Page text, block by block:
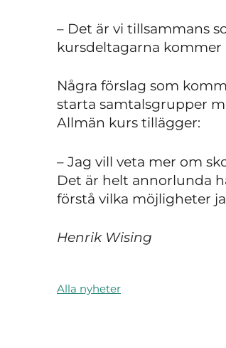
– Det är vi tillsammans
kursdeltagarna kommer
Några förslag som
starta samtalsgrupper
Allmän kurs tillägger:
– Jag vill veta mer om
Det är helt annorlunda
förstå vilka möjligheter
Henrik Wising
Alla nyheter